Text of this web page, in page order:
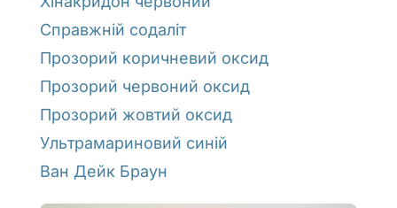
Справжній содаліт
Прозорий коричневий оксид
Прозорий червоний оксид
Прозорий жовтий оксид
Ультрамариновий синій
Ван Дейк Браун